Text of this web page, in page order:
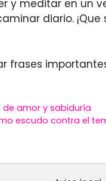
y meditar en
diario.
frases
de amor y sabiduría
escudo contra el